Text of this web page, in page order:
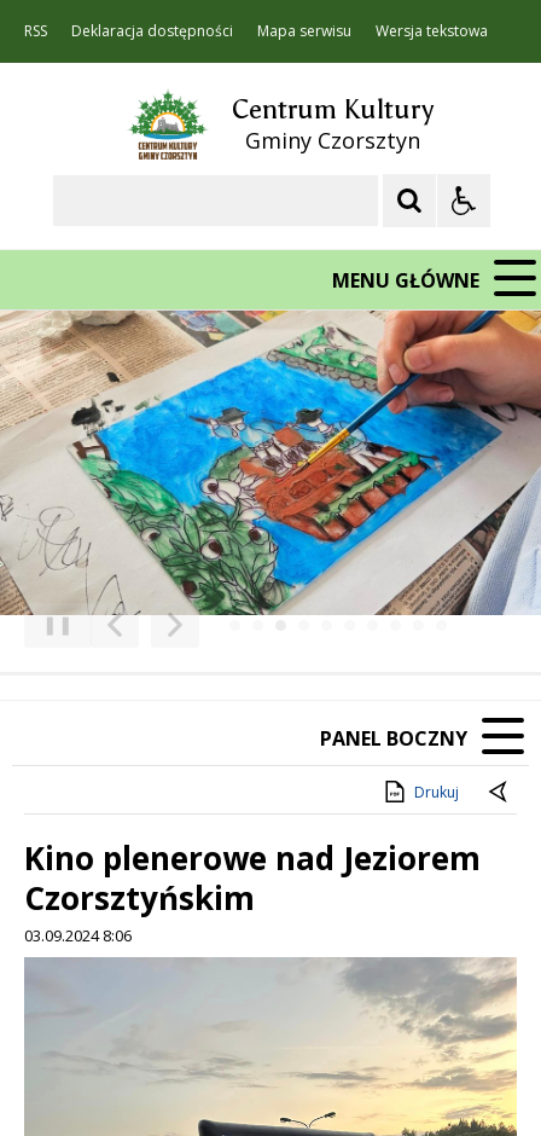
RSS Deklaracja dostępności Mapa serwisu Wersja tekstowa
Centrum Kultury
Gminy Czorsztyn
MENU GŁÓWNE
Poprzedni Element
Następny Element
❚❚
PANEL BOCZNY
Drukuj
Kino plenerowe nad Jeziorem
Czorsztyńskim
03.09.2024 8:06